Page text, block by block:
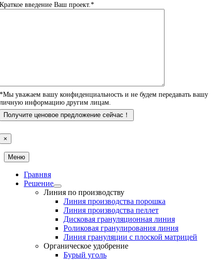
Краткое введение Ваш проект.*
*Мы уважаем вашу конфиденциальность и не будем передавать вашу
личную информацию другим лицам.
×
Меню
Гравнвя
Решение
Линия по производству
Линия производства порошка
Линия производства пеллет
Дисковая грануляционная линия
Роликовая гранулирования линия
Линия грануляции с плоской матрицей
Органическое удобрение
Бурый уголь